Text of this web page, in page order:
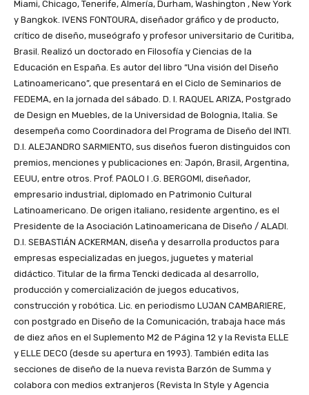
Miami, Chicago, Tenerife, Almería, Durham, Washington , New York
y Bangkok. IVENS FONTOURA, diseñador gráfico y de producto,
crítico de diseño, museógrafo y profesor universitario de Curitiba,
Brasil. Realizó un doctorado en Filosofía y Ciencias de la
Educación en España. Es autor del libro “Una visión del Diseño
Latinoamericano”, que presentará en el Ciclo de Seminarios de
FEDEMA, en la jornada del sábado. D. I. RAQUEL ARIZA, Postgrado
de Design en Muebles, de la Universidad de Bolognia, Italia. Se
desempeña como Coordinadora del Programa de Diseño del INTI.
D.I. ALEJANDRO SARMIENTO, sus diseños fueron distinguidos con
premios, menciones y publicaciones en: Japón, Brasil, Argentina,
EEUU, entre otros. Prof. PAOLO I .G. BERGOMI, diseñador,
empresario industrial, diplomado en Patrimonio Cultural
Latinoamericano. De origen italiano, residente argentino, es el
Presidente de la Asociación Latinoamericana de Diseño / ALADI.
D.I. SEBASTIÁN ACKERMAN, diseña y desarrolla productos para
empresas especializadas en juegos, juguetes y material
didáctico. Titular de la firma Tencki dedicada al desarrollo,
producción y comercialización de juegos educativos,
construcción y robótica. Lic. en periodismo LUJAN CAMBARIERE,
con postgrado en Diseño de la Comunicación, trabaja hace más
de diez años en el Suplemento M2 de Página 12 y la Revista ELLE
y ELLE DECO (desde su apertura en 1993). También edita las
secciones de diseño de la nueva revista Barzón de Summa y
colabora con medios extranjeros (Revista In Style y Agencia